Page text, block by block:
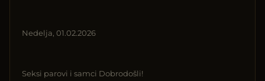
Nedelja, 01.02.2026
Seksi parovi i samci Dobrodošli!